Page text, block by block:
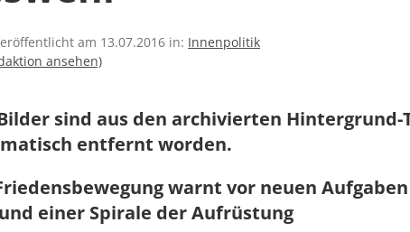
am 13.07.2016 in: Innenpolitik
ansehen)
sind aus den archivierten Hintergrund-
entfernt worden.
warnt vor neuen
einer Spirale der Aufrüstung